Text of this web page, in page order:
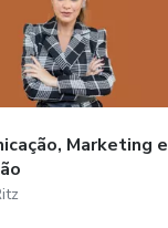
Marketing e